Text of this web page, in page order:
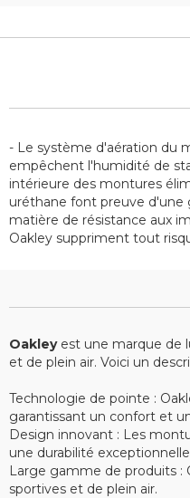
- Le système d'aération du
empêchent l'humidité de
intérieure des montures
uréthane font preuve d'une
matière de résistance aux
Oakley suppriment tout
Oakleyest une marque de
et de plein air. Voici un
Technologie de pointe :
garantissant un confort et
Design innovant : Les
une durabilité
Large gamme de produits :
sportives et de plein air.